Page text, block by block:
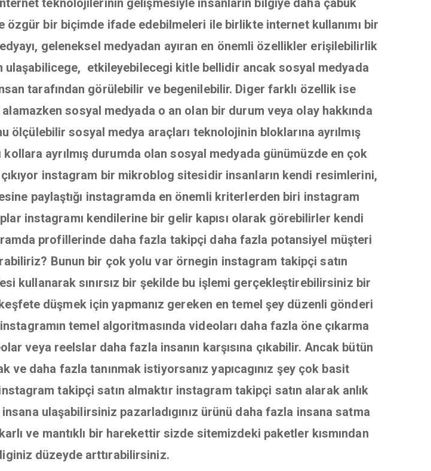
teknolojilerinin gelişmesiyle insanların bilgiye daha çabuk
bir biçimde ifade edebilmeleri ile birlikte internet kullanımı bir
geleneksel medyadan ayıran en önemli özellikler erişilebilirlik
etkileyebilecegi kitle bellidir ancak sosyal medyada
tarafından görülebilir ve begenilebilir. Diger farklı özellik ise
sosyal medyada o an olan bir durum veya olay hakkında
sosyal medya araçları teknolojinin bloklarına ayrılmış
ayrılmış durumda olan sosyal medyada günümüzde en çok
instagram bir mikroblog sitesidir insanların kendi resimlerini,
paylaştığı instagramda en önemli kriterlerden biri instagram
instagramı kendilerine bir gelir kapısı olarak görebilirler kendi
profillerinde daha fazla takipçi daha fazla potansiyel müşteri
Bunun bir çok yolu var örnegin instagram takipçi satın
kullanarak sınırsız bir şekilde bu işlemi gerçekleştirebilirsiniz bir
düşmek için yapmanız gereken en temel şey düzenli gönderi
temel algoritmasında videoları daha fazla öne çıkarma
veya reelslar daha fazla insanın karşısına çıkabilir. Ancak bütün
ve daha fazla tanınmak istiyorsanız yapıcagınız şey çok basit
takipçi satın almaktır instagram takipçi satın alarak anlık
ulaşabilirsiniz pazarladıgınız ürünü daha fazla insana satma
ve mantıklı bir harekettir sizde sitemizdeki paketler kısmından
düzeyde arttırabilirsiniz.